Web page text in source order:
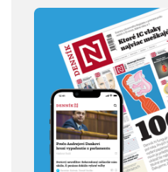
ľudia, ktorí sa
predtým nepoznali,
vedú intenzívny
dialóg o hudbe a
stave sveta. V
štrnástich
tematicky
zameraných
kapitolách príde
okrem iného reč na
punk, trap,
rock’n’roll, Beatles,
Sex Pistols,